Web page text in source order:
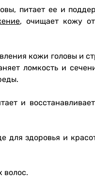
питает ее и
, очищает кожу
кожи головы и
ломкость и
и
для здоровья и
волос.